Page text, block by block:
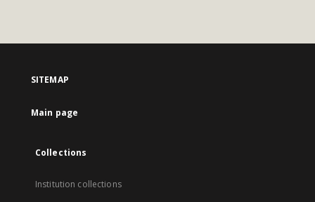
SITEMAP
Main page
Collections
Institution collections